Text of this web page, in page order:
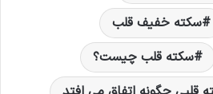
سکته خفیف قلب
سکته قلب چیست؟